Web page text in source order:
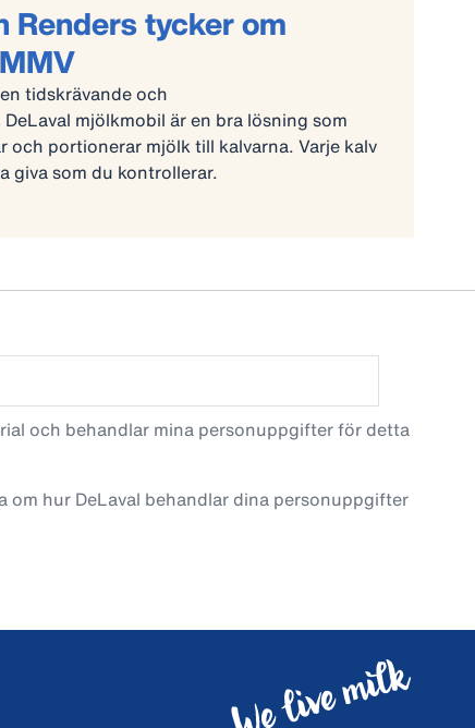
Renders tycker om
tidskrävande och
mjölkmobil är en bra lösning som
och portionerar mjölk till kalvarna. Varje kalv
giva som du kontrollerar.
och behandlar mina personuppgifter för detta
om hur DeLaval behandlar dina personuppgifter